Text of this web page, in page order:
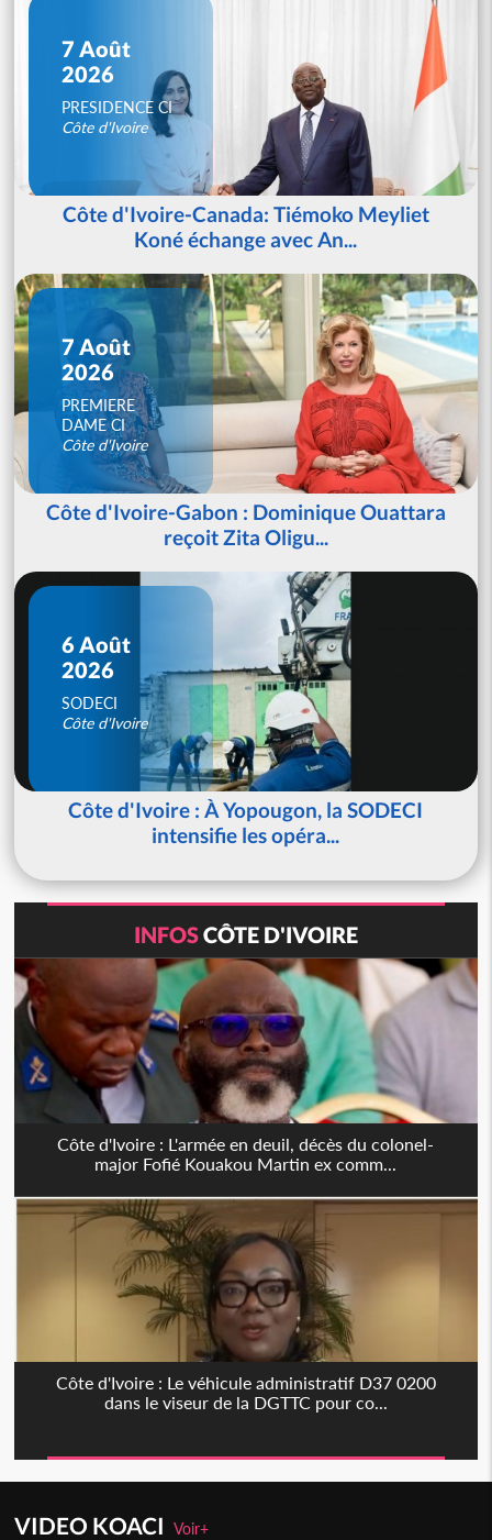
7 Août
2026
PRESIDENCE CI
Côte d'Ivoire
Côte d'Ivoire-Canada: Tiémoko Meyliet
Koné échange avec An...
7 Août
2026
PREMIERE
DAME CI
Côte d'Ivoire
Côte d'Ivoire-Gabon : Dominique Ouattara
reçoit Zita Oligu...
6 Août
2026
SODECI
Côte d'Ivoire
Côte d'Ivoire : À Yopougon, la SODECI
intensifie les opéra...
INFOSCÔTE D'IVOIRE
Côte d'Ivoire : L'armée en deuil, décès du colonel-
major Fofié Kouakou Martin ex comm...
Côte d'Ivoire : Le véhicule administratif D37 0200
dans le viseur de la DGTTC pour co...
VIDEO KOACIVoir+